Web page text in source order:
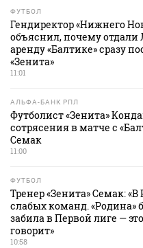
ФУТБОЛ
Гендиректор «Нижнего
объяснил, почему
аренду «Балтике» сразу
«Зенита»
11:01
АЛЬФА-БАНК РПЛ
Футболист «Зенита»
сотрясения в матче с
Семак
11:00
ФУТБОЛ
Тренер «Зенита» Семак:
слабых команд. «Родина»
забила в Первой лиге —
говорит»
10:58